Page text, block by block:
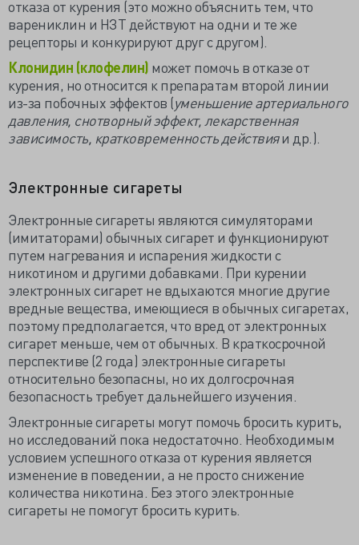
отказа от курения (это можно объяснить тем, что
варениклин и НЗТ действуют на одни и те же
рецепторы и конкурируют друг с другом).
Клонидин (клофелин) может помочь в отказе от
курения, но относится к препаратам второй линии
из-за побочных эффектов (уменьшение артериального
давления, снотворный эффект, лекарственная
зависимость, кратковременность действияи др.).
Электронные сигареты
Электронные сигареты являются симуляторами
(имитаторами) обычных сигарет и функционируют
путем нагревания и испарения жидкости с
никотином и другими добавками. При курении
электронных сигарет не вдыхаются многие другие
вредные вещества, имеющиеся в обычных сигаретах,
поэтому предполагается, что вред от электронных
сигарет меньше, чем от обычных. В краткосрочной
перспективе (2 года) электронные сигареты
относительно безопасны, но их долгосрочная
безопасность требует дальнейшего изучения.
Электронные сигареты могут помочь бросить курить,
но исследований пока недостаточно. Необходимым
условием успешного отказа от курения является
изменение в поведении, а не просто снижение
количества никотина. Без этого электронные
сигареты не помогут бросить курить.